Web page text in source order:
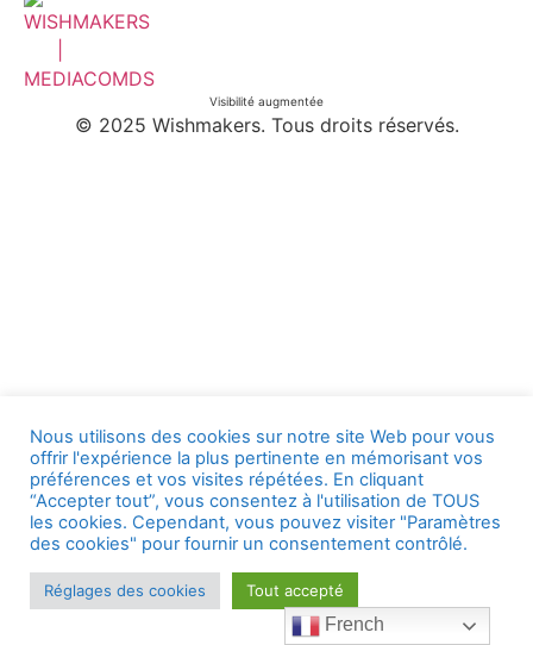
Visibilité augmentée
© 2025 Wishmakers. Tous droits réservés.
Nous utilisons des cookies sur notre site Web pour vous
offrir l'expérience la plus pertinente en mémorisant vos
préférences et vos visites répétées. En cliquant
“Accepter tout”, vous consentez à l'utilisation de TOUS
les cookies. Cependant, vous pouvez visiter "Paramètres
des cookies" pour fournir un consentement contrôlé.
Réglages des cookies Tout accepté
French